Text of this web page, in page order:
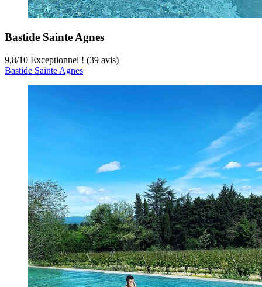
Bastide Sainte Agnes
9,8/10 Exceptionnel ! (39 avis)
Bastide Sainte Agnes